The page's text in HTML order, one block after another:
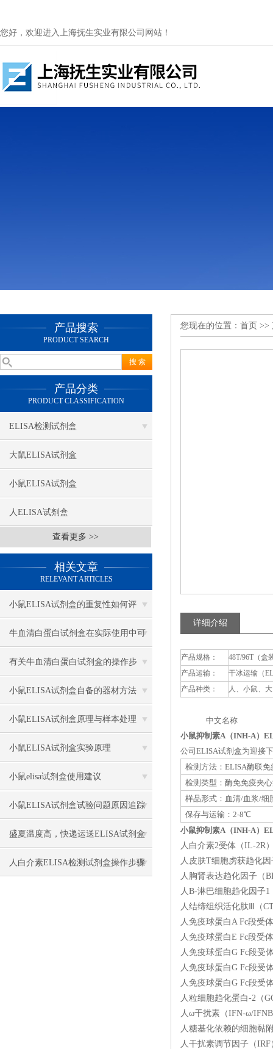
您好，欢迎进入上海抚生实业有限公司网站！
产品搜索
PRODUCT SEARCH
产品分类
PRODUCT CLASSIFICATION
ELISA检测试剂盒
大鼠ELISA试剂盒
小鼠ELISA试剂盒
人ELISA试剂盒
查看更多 >>
相关文章
RELEVANT ARTICLES
小鼠ELISA试剂盒的重复性如何评
估？
牛血清白蛋白试剂盒在实际使用中可
分为多种类型测定
有关牛血清白蛋白试剂盒的操作步
骤，以下有详细说明
小鼠ELISA试剂盒自备的器材方法
小鼠ELISA试剂盒原理与样本处理
小鼠ELISA试剂盒实验原理
小鼠elisa试剂盒使用建议
小鼠ELISA试剂盒试验问题原因追踪
盛夏温度高，快递运送ELISA试剂盒
要做哪些保温保冷措施防止失效？
人白介素ELISA检测试剂盒​操作步骤
您现在的位置： 首页 >>
详细介绍
产品规格：
48T/96T（盒
产品运输：
干冰运输（
产品种类：
人、小鼠、
中文名称 英
小鼠抑制素A（INH-A）
公司ELISA试剂盒为迎接
检测方法：ELISA酶联免
检测类型：酶免免疫夹
样品形式：血清/血浆/细
保存与运输：2-8℃
小鼠抑制素A（INH-A）
人白介素2受体（IL-2R
人皮肤T细胞虏获趋化
人胸肾表达趋化因子（
人B-淋巴细胞趋化因子
人结缔组织活化肽Ⅲ（
人免疫球蛋白A Fc段受
人免疫球蛋白E Fc段受
人免疫球蛋白G Fc段受
人免疫球蛋白G Fc段受
人免疫球蛋白G Fc段受
人粒细胞趋化蛋白-2（
人ω干扰素（IFN-ω/
人糖基化依赖的细胞黏
人干扰素调节因子（